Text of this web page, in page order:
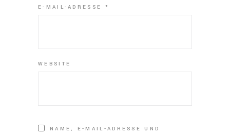
E-MAIL-ADRESSE *
WEBSITE
NAME, E-MAIL-ADRESSE UND